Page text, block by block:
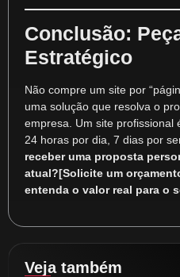
Conclusão:
Estratégico
Não compre um site por
uma solução que resolva o
empresa. Um site profissional
24 horas por dia, 7 dias por
receber uma proposta
atual?[Solicite um
entenda o valor real para o
Veja também